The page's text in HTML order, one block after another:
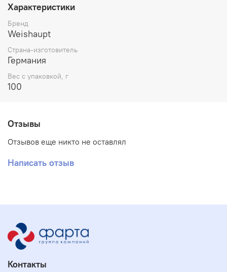
Характеристики
Бренд
Weishaupt
Страна-изготовитель
Германия
Вес с упаковкой, г
100
Отзывы
Отзывов еще никто не оставлял
Написать отзыв
Контакты